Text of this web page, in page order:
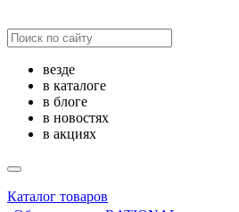
везде
в каталоге
в блоге
в новостях
в акциях
Каталог товаров